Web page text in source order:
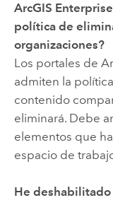
ArcGIS Enterprise
política de
organizaciones?
Los portales de
admiten la
contenido
eliminará. Debe
elementos que
espacio de
He